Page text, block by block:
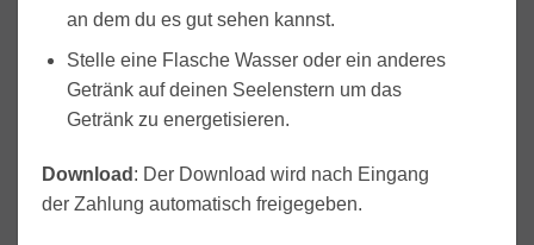
an dem du es gut sehen kannst.
Stelle eine Flasche Wasser oder ein anderes
Getränk auf deinen Seelenstern um das
Getränk zu energetisieren.
Download : Der Download wird nach Eingang
der Zahlung automatisch freigegeben.